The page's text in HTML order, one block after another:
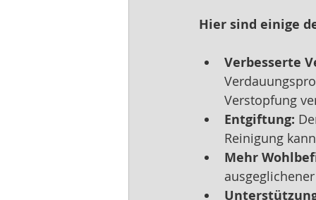
Hier sind einige
Verbesserte
Verstopfung
Entgiftung:
Reinigung
Mehr